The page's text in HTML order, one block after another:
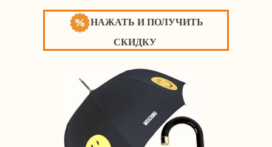
НАЖАТЬ И ПОЛУЧИТЬ
СКИДКУ